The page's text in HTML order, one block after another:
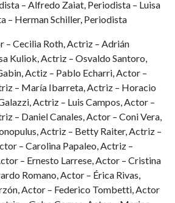
– Alfredo Zaiat, Periodista – Luisa
– Herman Schiller, Periodista
– Cecilia Roth, Actriz – Adrián
Kuliok, Actriz – Osvaldo Santoro,
Actiz – Pablo Echarri, Actor –
– María Ibarreta, Actriz – Horacio
Actriz – Luis Campos, Actor –
– Daniel Canales, Actor – Coni Vera,
Actriz – Betty Raiter, Actriz –
– Carolina Papaleo, Actriz –
– Ernesto Larrese, Actor – Cristina
Romano, Actor – Érica Rivas,
Actor – Federico Tombetti, Actor